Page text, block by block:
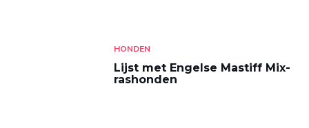
HONDEN
Lijst met Engelse Mastiff Mix-
rashonden